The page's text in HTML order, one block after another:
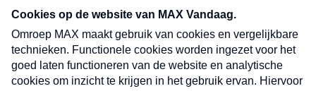
nieuwsbrief. Elke vrijdag- en dinsdagochtend in
uw mailbox.
Verzend